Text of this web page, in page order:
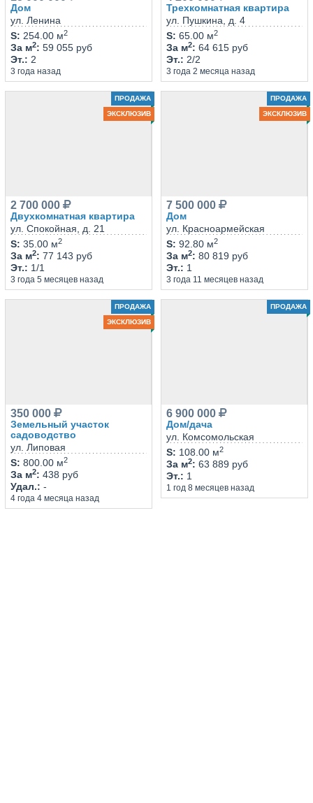
Дом
ул. Ленина
Эт.: 2
3 года назад
S: 254.00 м2
За м2: 59 055 руб
Трехкомнатная квартира
ул. Пушкина, д. 4
Эт.: 2/2
3 года 2 месяца назад
S: 65.00 м2
За м2: 64 615 руб
ПРОДАЖА
ЭКСКЛЮЗИВ
Двухкомнатная квартира
ул. Спокойная, д. 21
2 700 000
Эт.: 1/1
3 года 5 месяцев назад
S: 35.00 м2
За м2: 77 143 руб
ПРОДАЖА
ЭКСКЛЮЗИВ
Дом
ул. Красноармейская
7 500 000
Эт.: 1
3 года 11 месяцев назад
S: 92.80 м2
За м2: 80 819 руб
ПРОДАЖА
ЭКСКЛЮЗИВ
Земельный участок
садоводство
ул. Липовая
350 000
Удал.: -
4 года 4 месяца назад
S: 800.00 м2
За м2: 438 руб
ПРОДАЖА
Дом/дача
ул. Комсомольская
6 900 000
Эт.: 1
1 год 8 месяцев назад
S: 108.00 м2
За м2: 63 889 руб